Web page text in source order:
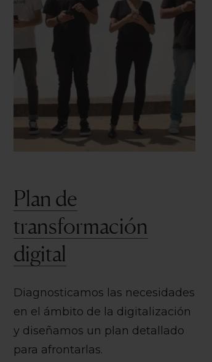
Plan de
transformación
digital
Diagnosticamos las necesidades
en el ámbito de la digitalización
y diseñamos un plan detallado
para afrontarlas.